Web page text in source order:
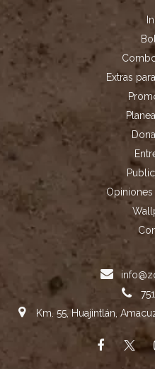
Km. 55, Huajintlán,
Extras
Opiniones